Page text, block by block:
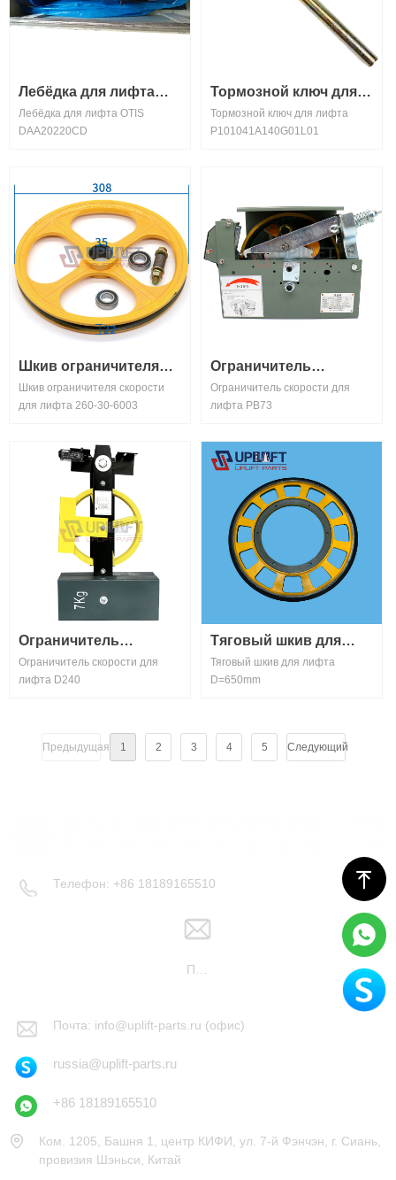
Лебёдка для лифта
OTIS DAA20220CD
Лебёдка для лифта OTIS
DAA20220CD
Тормозной ключ для
лифта
Тормозной ключ для лифта
P101041A140G01L01
Шкив ограничителя
скорости для лифта
260-30-6003
Шкив ограничителя скорости
для лифта 260-30-6003
Ограничитель
скорости для лифта
PB73
Ограничитель скорости для
лифта PB73
Ограничитель
скорости для лифта
D240
Ограничитель скорости для
лифта D240
Тяговый шкив для
лифта D=650mm
Тяговый шкив для лифта
D=650mm
Предыдущая 1 2 3 4 5 Следующий
Почта: info@uplift-parts.ru (офис)
russia@uplift-parts.ru
+86 18189165510
Ком. 1205, Башня 1, центр КИФИ, ул. 7-й Фэнчэн, г. Сиань,
провизия Шэньси, Китай
Телефон: +86 18189165510 ꁸ